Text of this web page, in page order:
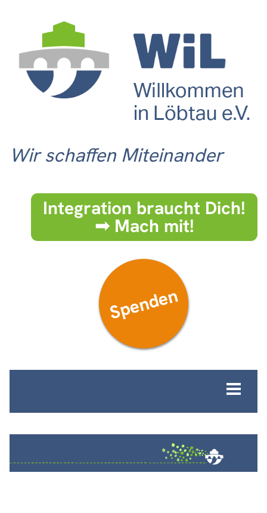
Wir schaffen Miteinander
Integration braucht Dich!
➟ Mach mit!
Spenden